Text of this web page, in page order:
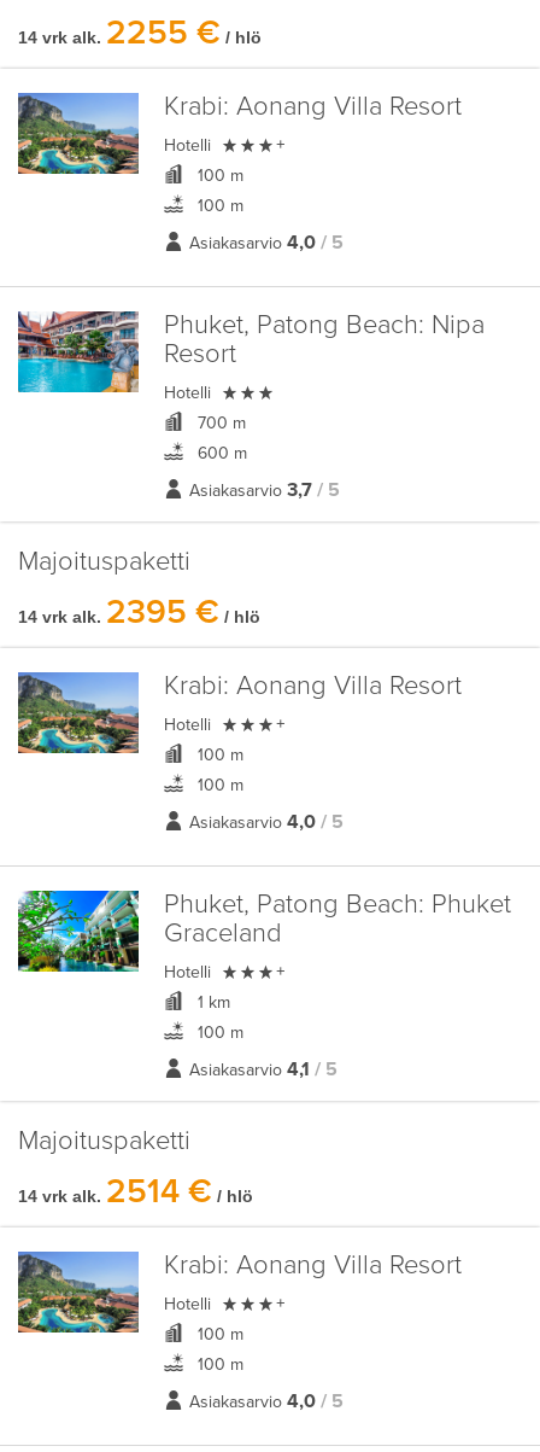
14 vrk alk. 2255 € / hlö
Krabi: Aonang Villa Resort
Hotelli  +
100 m
100 m
Asiakasarvio 4,0 / 5
Phuket, Patong Beach: Nipa
Resort
Hotelli 
700 m
600 m
Asiakasarvio 3,7 / 5
Majoituspaketti
14 vrk alk. 2395 € / hlö
Krabi: Aonang Villa Resort
Hotelli  +
100 m
100 m
Asiakasarvio 4,0 / 5
Phuket, Patong Beach: Phuket
Graceland
Hotelli  +
1 km
100 m
Asiakasarvio 4,1 / 5
Majoituspaketti
14 vrk alk. 2514 € / hlö
Krabi: Aonang Villa Resort
Hotelli  +
100 m
100 m
Asiakasarvio 4,0 / 5